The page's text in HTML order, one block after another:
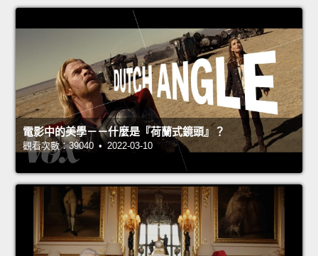
電影中的美學－－什麼是『荷蘭式鏡頭』？
觀看次數：39040 • 2022-03-10